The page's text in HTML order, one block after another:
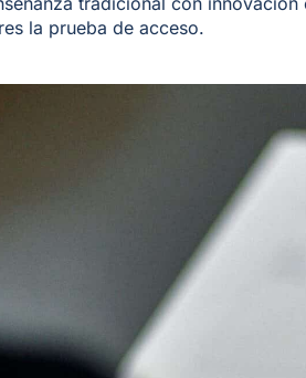
la prueba de acceso.